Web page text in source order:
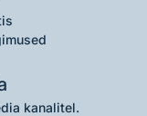
kanalitel.